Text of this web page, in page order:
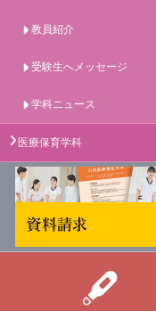
教員紹介
受験生へメッセージ
学科ニュース
医療保育学科